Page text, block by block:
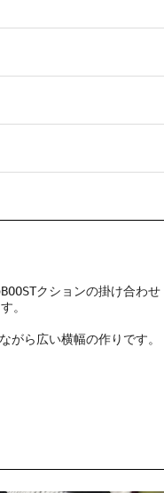
クションの掛け合わせ
。
がら広い横幅の作りです。